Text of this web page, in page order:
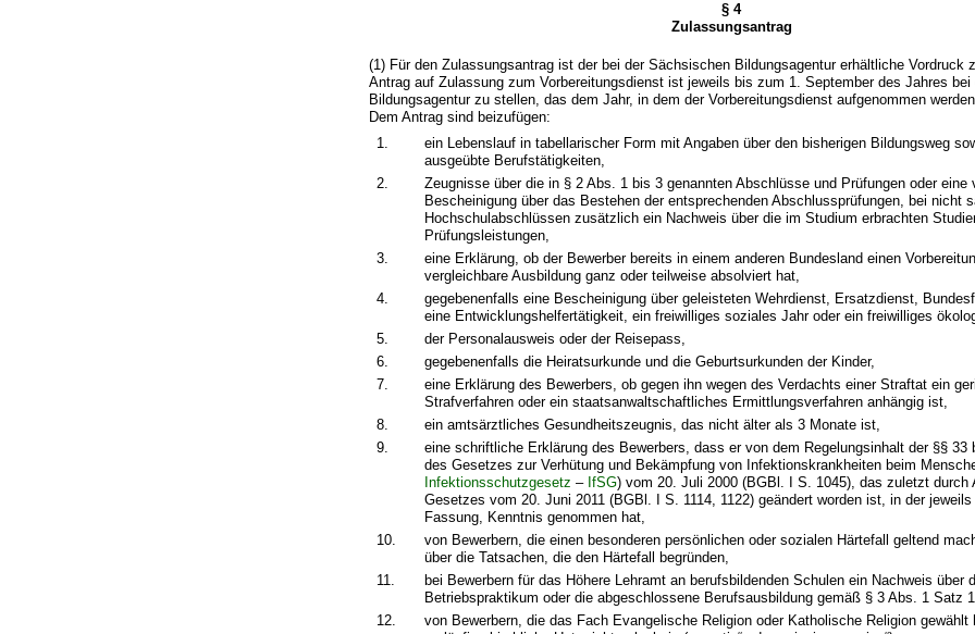
§ 4
Zulassungsantrag
(1) Für den Zulassungsantrag ist der bei der Sächsischen Bildungsagentur erhältliche Vordruck
Antrag auf Zulassung zum Vorbereitungsdienst ist jeweils bis zum 1. September des Jahres
Bildungsagentur zu stellen, das dem Jahr, in dem der Vorbereitungsdienst aufgenommen
Dem Antrag sind beizufügen:
1.
ein Lebenslauf in tabellarischer Form mit Angaben über den bisherigen Bildungsweg
ausgeübte Berufstätigkeiten,
2.
Zeugnisse über die in § 2 Abs. 1 bis 3 genannten Abschlüsse und Prüfungen oder eine
Bescheinigung über das Bestehen der entsprechenden Abschlussprüfungen, bei nicht
Hochschulabschlüssen zusätzlich ein Nachweis über die im Studium erbrachten
Prüfungsleistungen,
3.
eine Erklärung, ob der Bewerber bereits in einem anderen Bundesland einen
vergleichbare Ausbildung ganz oder teilweise absolviert hat,
4.
gegebenenfalls eine Bescheinigung über geleisteten Wehrdienst, Ersatzdienst,
eine Entwicklungshelfertätigkeit, ein freiwilliges soziales Jahr oder ein freiwilliges
5.
der Personalausweis oder der Reisepass,
6.
gegebenenfalls die Heiratsurkunde und die Geburtsurkunden der Kinder,
7.
eine Erklärung des Bewerbers, ob gegen ihn wegen des Verdachts einer Straftat ein
Strafverfahren oder ein staatsanwaltschaftliches Ermittlungsverfahren anhängig ist,
8.
ein amtsärztliches Gesundheitszeugnis, das nicht älter als 3 Monate ist,
9.
eine schriftliche Erklärung des Bewerbers, dass er von dem Regelungsinhalt der §§ 33
des Gesetzes zur Verhütung und Bekämpfung von Infektionskrankheiten beim
Infektionsschutzgesetz – IfSG) vom 20. Juli 2000 (BGBl. I S. 1045), das zuletzt durch
Gesetzes vom 20. Juni 2011 (BGBl. I S. 1114, 1122) geändert worden ist, in der jeweils
Fassung, Kenntnis genommen hat,
10.
von Bewerbern, die einen besonderen persönlichen oder sozialen Härtefall geltend
über die Tatsachen, die den Härtefall begründen,
11.
bei Bewerbern für das Höhere Lehramt an berufsbildenden Schulen ein Nachweis über
Betriebspraktikum oder die abgeschlossene Berufsausbildung gemäß § 3 Abs. 1 Satz 1
12.
von Bewerbern, die das Fach Evangelische Religion oder Katholische Religion gewählt